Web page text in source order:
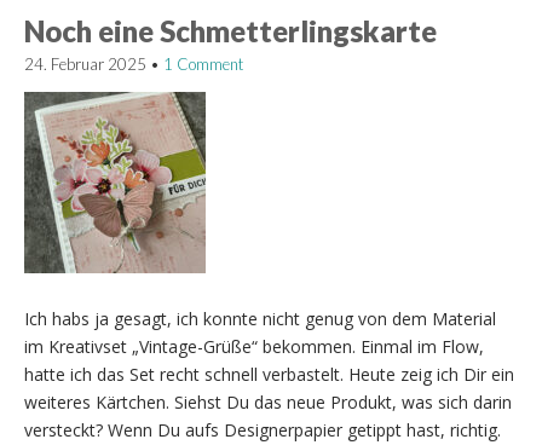
Noch eine Schmetterlingskarte
24. Februar 2025 • 1 Comment
Ich habs ja gesagt, ich konnte nicht genug von dem Material
im Kreativset „Vintage-Grüße“ bekommen. Einmal im Flow,
hatte ich das Set recht schnell verbastelt. Heute zeig ich Dir ein
weiteres Kärtchen. Siehst Du das neue Produkt, was sich darin
versteckt? Wenn Du aufs Designerpapier getippt hast, richtig.